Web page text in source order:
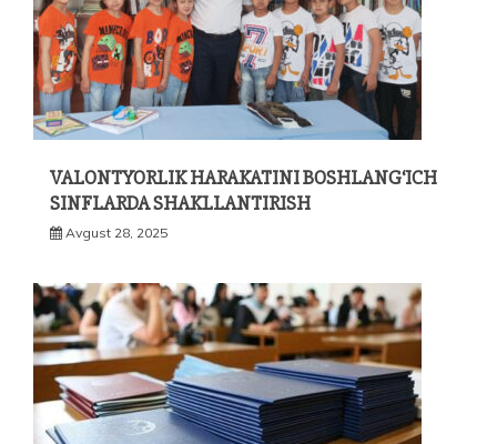
VALONTYORLIK HARAKATINI BOSHLANG‘ICH
SINFLARDA SHAKLLANTIRISH
Avgust 28, 2025